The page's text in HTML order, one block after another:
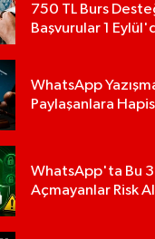
750 TL Burs
Başvurular 1
WhatsApp
Paylaşanlara
WhatsApp'ta Bu 3
Açmayanlar Risk